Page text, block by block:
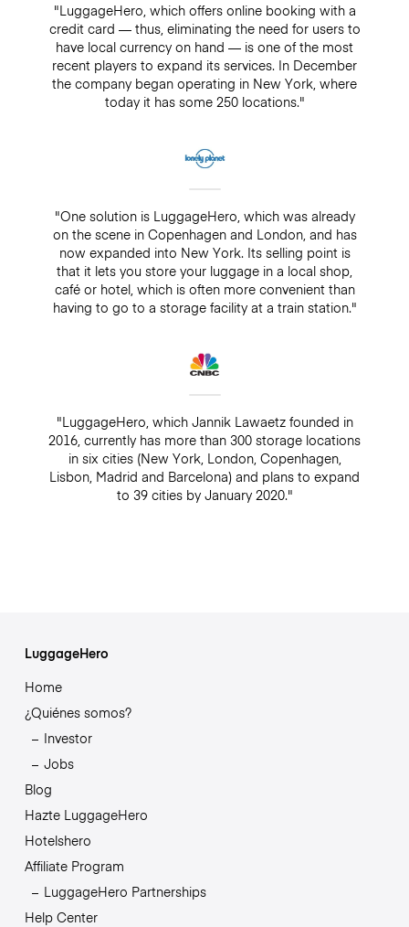
"LuggageHero, which offers online booking with a
credit card — thus, eliminating the need for users to
have local currency on hand — is one of the most
recent players to expand its services. In December
the company began operating in New York, where
today it has some 250 locations."
"One solution is LuggageHero, which was already
on the scene in Copenhagen and London, and has
now expanded into New York. Its selling point is
that it lets you store your luggage in a local shop,
café or hotel, which is often more convenient than
having to go to a storage facility at a train station."
"LuggageHero, which Jannik Lawaetz founded in
2016, currently has more than 300 storage locations
in six cities (New York, London, Copenhagen,
Lisbon, Madrid and Barcelona) and plans to expand
to 39 cities by January 2020."
LuggageHero
Home
¿Quiénes somos?
Investor
Jobs
Blog
Hazte LuggageHero
Hotelshero
Affiliate Program
LuggageHero Partnerships
Help Center